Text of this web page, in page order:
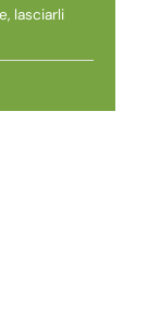
lasciarli